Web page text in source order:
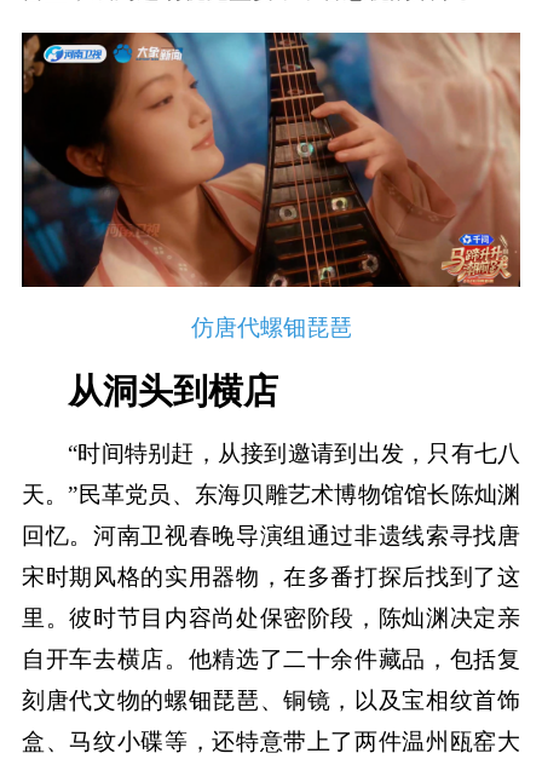
仿唐代螺钿琵琶
从洞头到横店
“时间特别赶，从接到邀请到出发，只有七八
天。”民革党员、东海贝雕艺术博物馆馆长陈灿渊
回忆。河南卫视春晚导演组通过非遗线索寻找唐
宋时期风格的实用器物，在多番打探后找到了这
里。彼时节目内容尚处保密阶段，陈灿渊决定亲
自开车去横店。他精选了二十余件藏品，包括复
刻唐代文物的螺钿琵琶、铜镜，以及宝相纹首饰
盒、马纹小碟等，还特意带上了两件温州瓯窑大